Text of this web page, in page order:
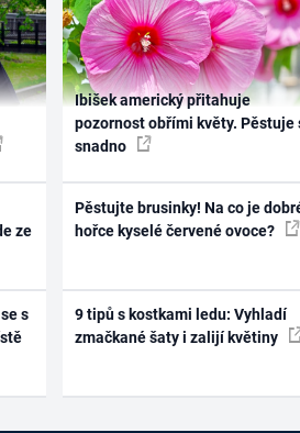
ze
s
Ibišek americký přitahuje
pozornost obřími květy. Pěstuje
snadno
Pěstujte brusinky! Na co je
hořce kyselé červené ovoce?
9 tipů s kostkami ledu: Vyhladí
zmačkané šaty i zalijí květiny